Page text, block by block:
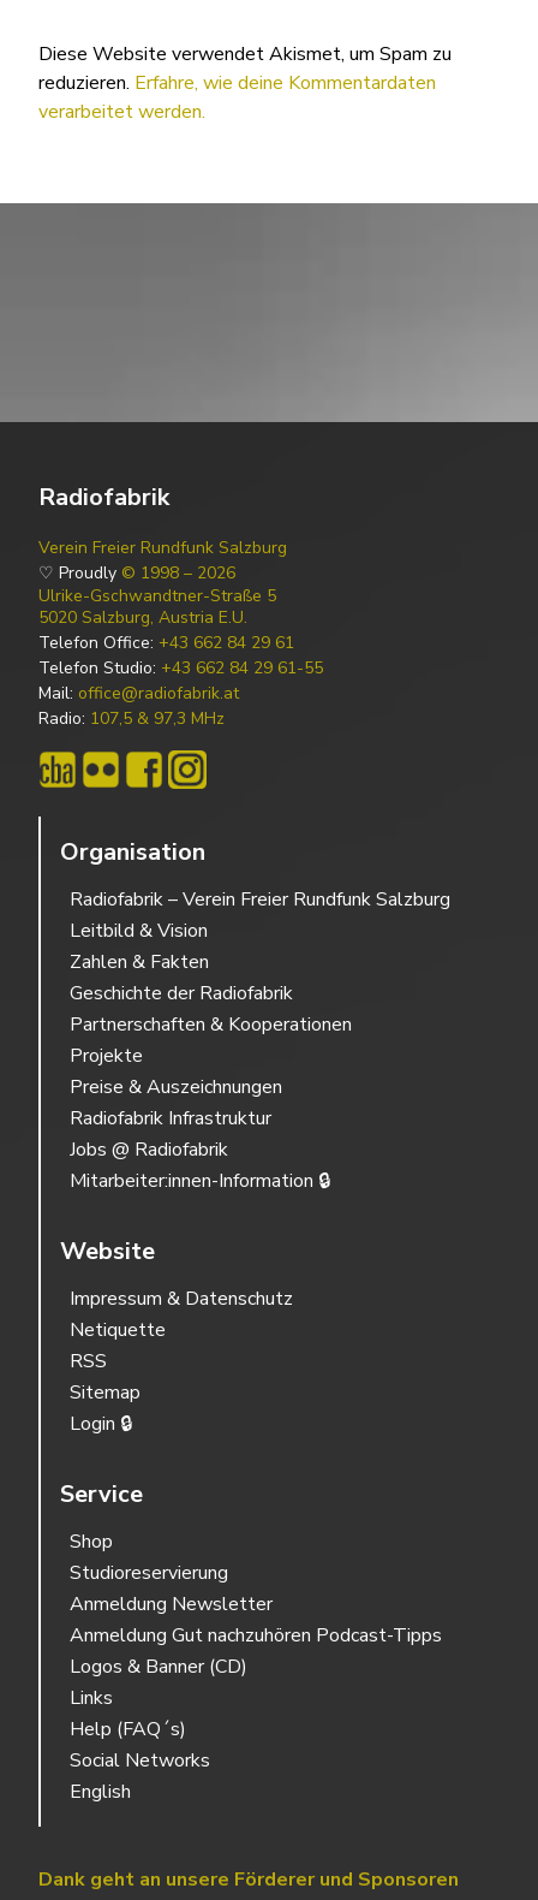
Diese Website verwendet Akismet, um Spam zu
reduzieren. Erfahre, wie deine Kommentardaten
verarbeitet werden.
Radiofabrik
Verein Freier Rundfunk Salzburg
♡ Proudly © 1998 – 2026
Ulrike-Gschwandtner-Straße 5
5020 Salzburg, Austria E.U.
Telefon Office: +43 662 84 29 61
Telefon Studio: +43 662 84 29 61-55
Mail: office@radiofabrik.at
Radio: 107,5 & 97,3 MHz
Organisation
Radiofabrik – Verein Freier Rundfunk Salzburg
Leitbild & Vision
Zahlen & Fakten
Geschichte der Radiofabrik
Partnerschaften & Kooperationen
Projekte
Preise & Auszeichnungen
Radiofabrik Infrastruktur
Jobs @ Radiofabrik
Mitarbeiter:innen-Information 🔒
Website
Impressum & Datenschutz
Netiquette
RSS
Sitemap
Login 🔒
Service
Shop
Studioreservierung
Anmeldung Newsletter
Anmeldung Gut nachzuhören Podcast-Tipps
Logos & Banner (CD)
Links
Help (FAQ´s)
Social Networks
English
Dank geht an unsere Förderer und Sponsoren